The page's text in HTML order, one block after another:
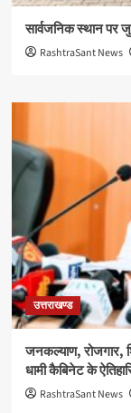
सार्वजनिक स्थान पर
RashtraSant News
उत्तराखण्ड
जनकल्याण, रोजगार,
धामी कैबिनेट के
RashtraSant News